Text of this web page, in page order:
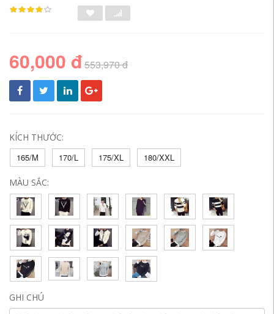
60,000 đ553,970 đ
KÍCH THƯỚC:
165/M
170/L 175/XL 180/XXL
MÀU SẮC:
GHI CHÚ